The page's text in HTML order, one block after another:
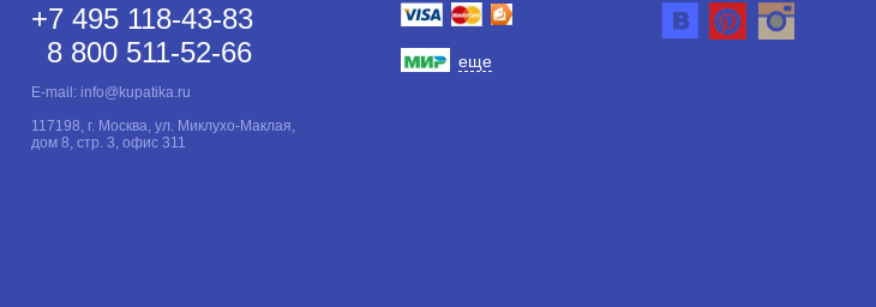
+7 495 118-43-83
8 800 511-52-66
E-mail: info@kupatika.ru
117198, г. Москва, ул. Миклухо-Маклая,
дом 8, стр. 3, офис 311
еще